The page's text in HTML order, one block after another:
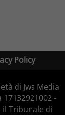
Policy
di Jws Media
17132921002 -
Tribunale di